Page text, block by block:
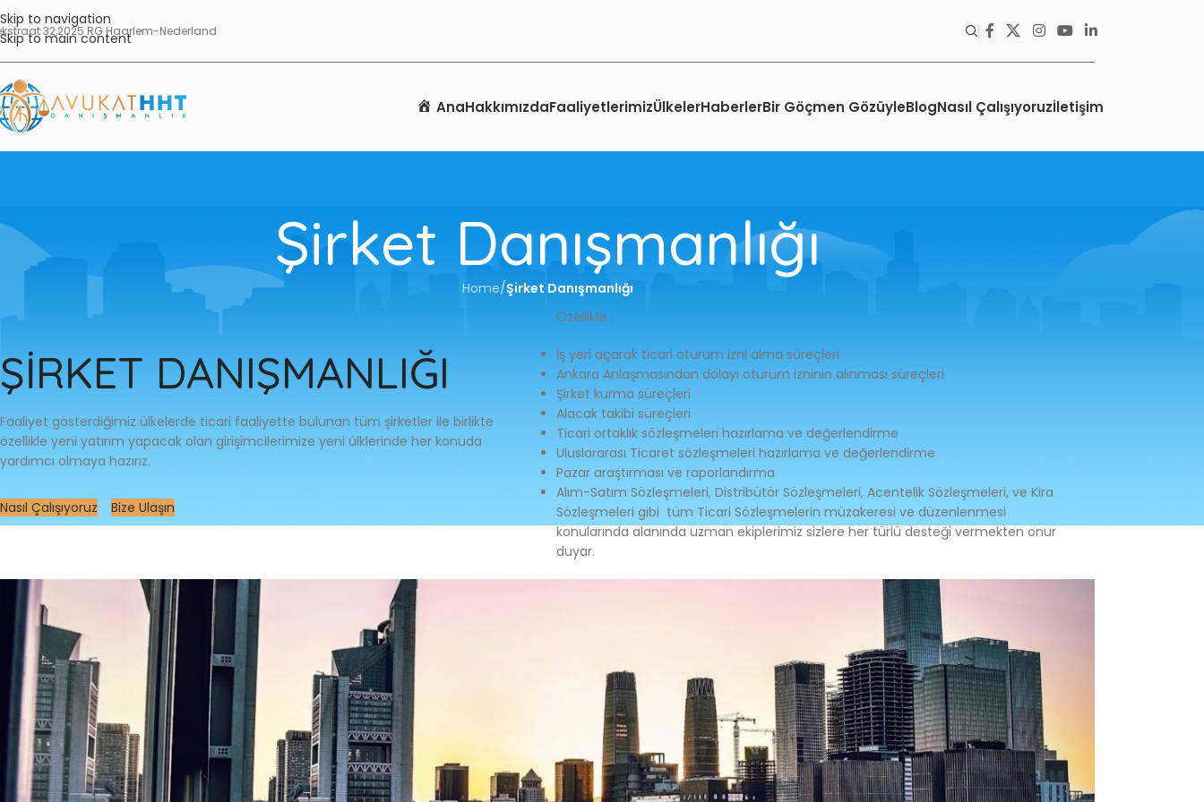
Skip to navigation
Skip to main content
32,2025 RG Haarlem-Nederland
AnaHakkımızdaFaaliyetlerimizÜlkelerHaberlerBir Göçmen GözüyleBlogNasıl Çalışıyoruzİletişim
Şirket Danışmanlığı
Home/Şirket Danışmanlığı
ŞİRKET DANIŞMANLIĞI
Faaliyet gösterdiğimiz ülkelerde ticari faaliyette bulunan tüm şirketler ile birlikte
özellikle yeni yatırım yapacak olan girişimcilerimize yeni ülklerinde her konuda
yardımcı olmaya hazırız.
Nasıl Çalışıyoruz Bize Ulaşın
Özellikle ;
İş yeri açarak ticari oturum izni alma süreçleri
Ankara Anlaşmasından dolayı oturum izninin alınması süreçleri
Şirket kurma süreçleri
Alacak takibi süreçleri
Ticari ortaklık sözleşmeleri hazırlama ve değerlendirme
Uluslararası Ticaret sözleşmeleri hazırlama ve değerlendirme
Pazar araştırması ve raporlandırma
Alım-Satım Sözleşmeleri, Distribütör Sözleşmeleri, Acentelik Sözleşmeleri, ve Kira
Sözleşmeleri gibi tüm Ticari Sözleşmelerin müzakeresi ve düzenlenmesi
konularında alanında uzman ekiplerimiz sizlere her türlü desteği vermekten onur
duyar.